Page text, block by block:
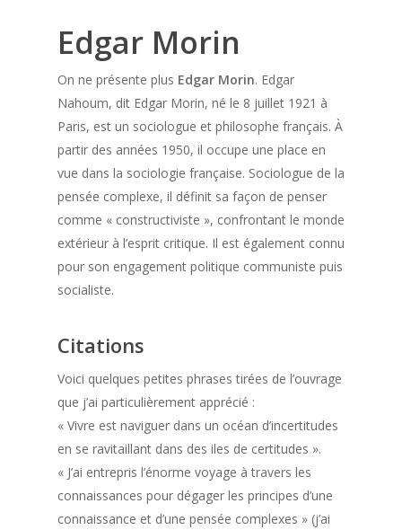
Edgar Morin
On ne présente plus Edgar Morin. Edgar
Nahoum, dit Edgar Morin, né le 8 juillet 1921 à
Paris, est un sociologue et philosophe français. À
partir des années 1950, il occupe une place en
vue dans la sociologie française. Sociologue de la
pensée complexe, il définit sa façon de penser
comme « constructiviste », confrontant le monde
extérieur à l’esprit critique. Il est également connu
pour son engagement politique communiste puis
socialiste.
Citations
Voici quelques petites phrases tirées de l’ouvrage
que j’ai particulièrement apprécié :
« Vivre est naviguer dans un océan d’incertitudes
en se ravitaillant dans des iles de certitudes ».
« J’ai entrepris l’énorme voyage à travers les
connaissances pour dégager les principes d’une
connaissance et d’une pensée complexes » (j’ai